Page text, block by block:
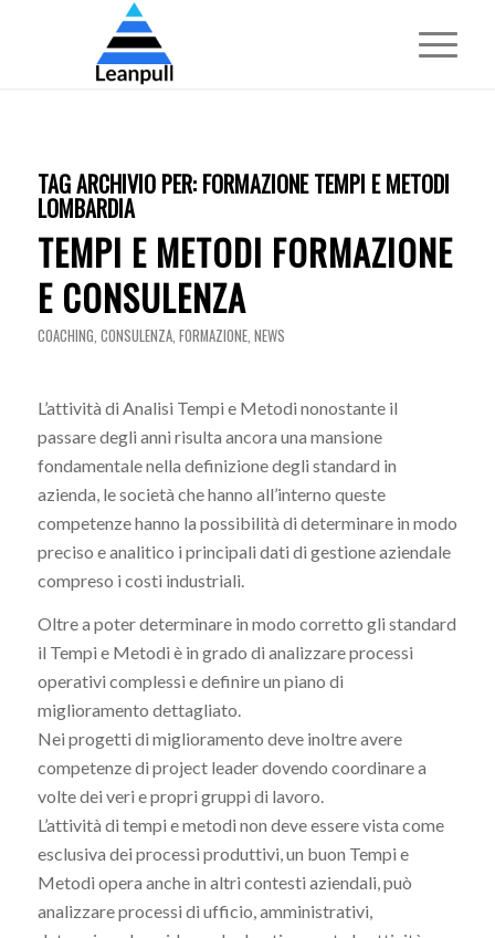
TAG ARCHIVIO PER: FORMAZIONE TEMPI E METODI
LOMBARDIA
TEMPI E METODI FORMAZIONE
E CONSULENZA
COACHING, CONSULENZA, FORMAZIONE, NEWS
L’attività di Analisi Tempi e Metodi nonostante il
passare degli anni risulta ancora una mansione
fondamentale nella definizione degli standard in
azienda, le società che hanno all’interno queste
competenze hanno la possibilità di determinare in modo
preciso e analitico i principali dati di gestione aziendale
compreso i costi industriali.
Oltre a poter determinare in modo corretto gli standard
il Tempi e Metodi è in grado di analizzare processi
operativi complessi e definire un piano di
miglioramento dettagliato.
Nei progetti di miglioramento deve inoltre avere
competenze di project leader dovendo coordinare a
volte dei veri e propri gruppi di lavoro.
L’attività di tempi e metodi non deve essere vista come
esclusiva dei processi produttivi, un buon Tempi e
Metodi opera anche in altri contesti aziendali, può
analizzare processi di ufficio, amministrativi,